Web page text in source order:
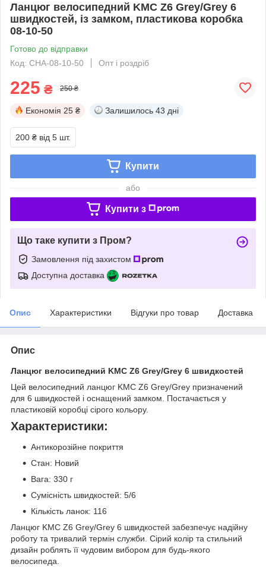
Ланцюг велосипедний KMC Z6 Grey/Grey 6
швидкостей, із замком, пластикова коробка
08-10-50
Готово до відправки
Код: CHA-08-10-50
Опт і роздріб
225 ₴ 250 ₴
Економія 25 ₴ Залишилось 43 дні
200 ₴ від 5 шт.
Купити
або
Купити з
Що таке купити з Пром?
Замовлення під захистом
Доступна доставка
Опис Характеристики Відгуки про товар Доставка
Опис
Ланцюг велосипедний KMC Z6 Grey/Grey 6 швидкостей
Цей велосипедний ланцюг KMC Z6 Grey/Grey призначений
для 6 швидкостей і оснащений замком. Постачається у
пластиковій коробці сірого кольору.
Характеристики:
Антикорозійне покриття
Стан: Новий
Вага: 330 г
Сумісність швидкостей: 5/6
Кількість ланок: 116
Ланцюг KMC Z6 Grey/Grey 6 швидкостей забезпечує надійну
роботу та тривалий термін служби. Сірий колір та стильний
дизайн роблять її чудовим вибором для будь-якого
велосипеда.